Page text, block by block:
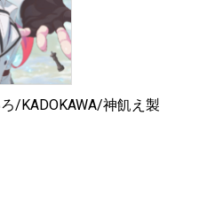
/KADOKAWA/神飢え製